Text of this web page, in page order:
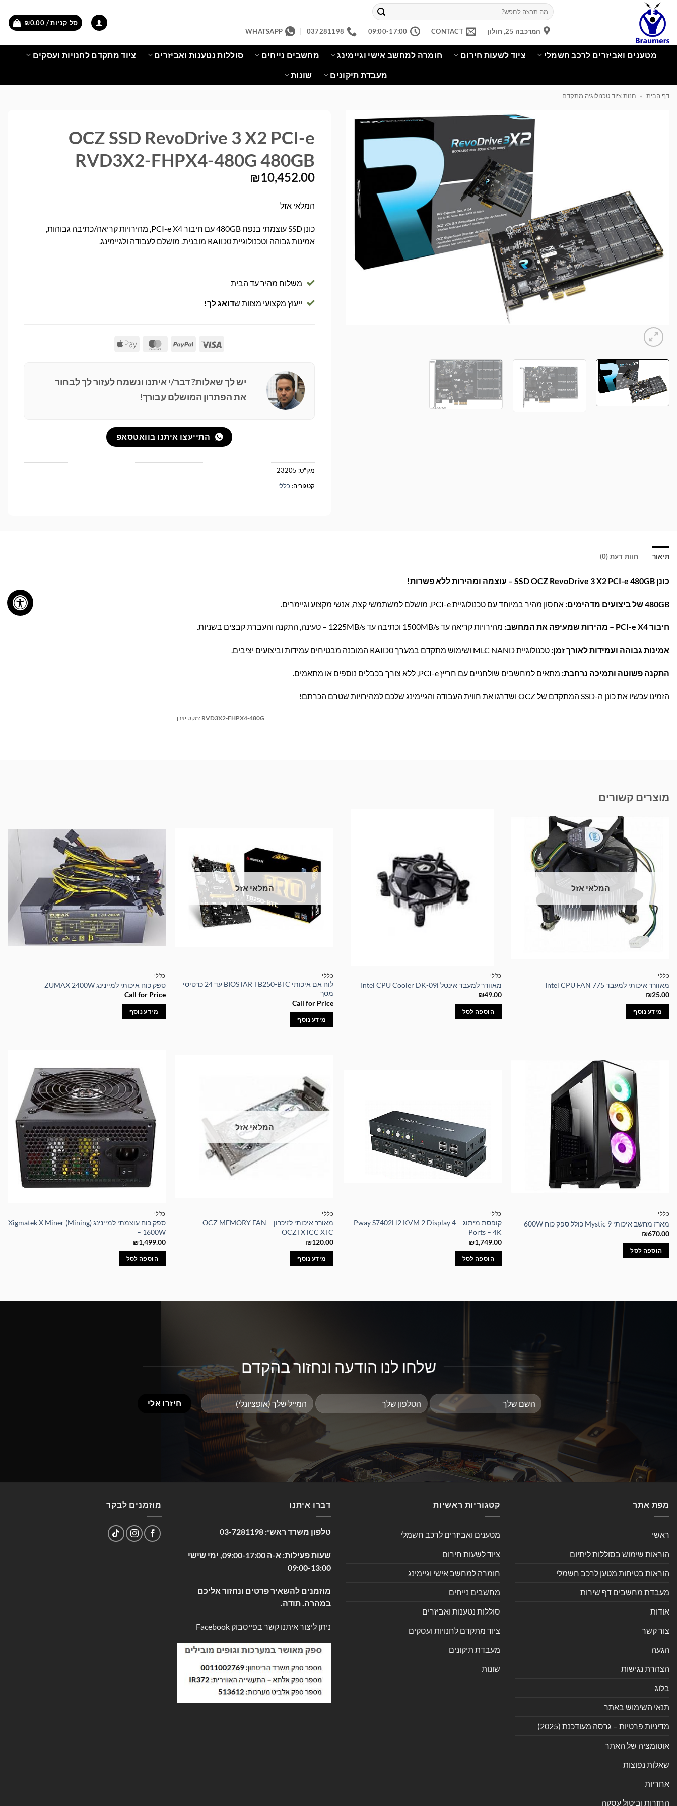
content
חיפוש
עבור:
המרכבה 25, חולון CONTACT
09:00-17:00
037281198
WHATSAPP
סל קניות / ₪0.00
מטענים ואביזרים לרכב חשמלי ציוד לשעות חירום חומרה למחשב אישי וגיימינג מחשבים נייחים סוללות נטענות ואביזרים ציוד מתקדם לחנויות ועסקים
מעבדת תיקונים שונות
דף הבית » חנות ציוד טכנולוגיה מתקדם
OCZ SSD RevoDrive 3 X2 PCI-e
RVD3X2-FHPX4-480G 480GB
₪10,452.00
המלאי אזל
כונן SSD עוצמתי בנפח 480GB עם חיבור PCI-e X4, מהירויות קריאה/כתיבה גבוהות,
אמינות גבוהה וטכנולוגיית RAID0 מובנית. מושלם לעבודה ולגיימינג.
משלוח מהיר עד הבית
ייעוץ מקצועי מצוות שדואג לך!
Visa
PayPal
MasterCard
Apple
יש לך שאלות? דבר/י איתנו ונשמח לעזור לך לבחור
את הפתרון המושלם עבורך!
התייעצו איתנו בוואטסאפ
מק"ט: 23205
קטגוריה: כללי
תיאור חוות דעת (0)
כונן SSD OCZ RevoDrive 3 X2 PCI-e 480GB – עוצמה ומהירות ללא פשרות!
480GB של ביצועים מדהימים: אחסון מהיר במיוחד עם טכנולוגיית PCI-e, מושלם למשתמשי קצה, אנשי מקצוע וגיימרים.
חיבור PCI-e X4 – מהירות שמעיפה את המחשב: מהירויות קריאה עד 1500MB/s וכתיבה עד 1225MB/s – טעינה, התקנה והעברת קבצים בשניות.
אמינות גבוהה ועמידות לאורך זמן: טכנולוגיית MLC NAND ושימוש מתקדם במערך RAID0 המובנה מבטיחים עמידות וביצועים יציבים.
התקנה פשוטה ותמיכה נרחבת: מתאים למחשבים שולחניים עם חריץ PCI-e, ללא צורך בכבלים נוספים או מתאמים.
הזמינו עכשיו את כונן ה-SSD המתקדם של OCZ ושדרגו את חווית העבודה והגיימינג שלכם למהירויות שטרם הכרתם!
מקט יצרן: RVD3X2-FHPX4-480G
מוצרים קשורים
המלאי אזל
כללי
מאוורר איכותי למעבד Intel CPU FAN 775
₪25.00
מידע נוסף
כללי
מאוורר למעבד אינטל Intel CPU Cooler DK-09i
₪49.00
הוספה לסל
המלאי אזל
כללי
לוח אם איכותי BIOSTAR TB250-BTC עד 24 כרטיסי
מסך
Call for Price
מידע נוסף
כללי
ספק כוח איכותי למיינינג ZUMAX 2400W
Call for Price
מידע נוסף
כללי
מארז מחשב איכותי Mystic 9 כולל ספק כוח 600W
₪670.00
הוספה לסל
כללי
קופסת מיתוג – Pway S7402H2 KVM 2 Display 4
Ports – 4K
₪1,749.00
הוספה לסל
המלאי אזל
כללי
מאורר איכותי לזיכרון – OCZ MEMORY FAN
OCZTXTCC XTC
₪120.00
מידע נוסף
כללי
ספק כוח עוצמתי למיינינג Xigmatek X Miner (Mining)
– 1600W
₪1,499.00
הוספה לסל
שלחו לנו הודעה ונחזור בהקדם
מפת אתר
ראשי
הוראות שימוש בסוללות ליתיום
הוראות בטיחות מטען לרכב חשמלי
מעבדת מחשבים דף שירות
אודות
צור קשר
הגעה
הצהרת נגישות
בלוג
תנאי השימוש באתר
מדיניות פרטיות – גרסה מעודכנת (2025)
אוטומציה של האתר
שאלות נפוצות
אחריות
החזרות וביטול עסקה
קטגוריות ראשיות
מטענים ואביזרים לרכב חשמלי
ציוד לשעות חירום
חומרה למחשב אישי וגיימינג
מחשבים נייחים
סוללות נטענות ואביזרים
ציוד מתקדם לחנויות ועסקים
מעבדת תיקונים
שונות
דברו איתנו
טלפון משרד ראשי: 03-7281198
שעות פעילות: א-ה 09:00-17:00, ימי שישי
09:00-13:00
מוזמנים להשאיר פרטים ונחזור אליכם
במהרה. תודה.
ניתן ליצור איתנו קשר בפייסבוק Facebook
מוזמנים לבקר